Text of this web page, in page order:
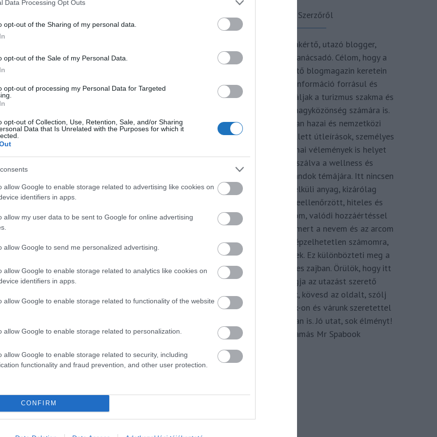
Data Processing Opt Outs
opt-out of the Sharing of my personal data.
opt-out of the Sale of my Personal Data.
opt-out of processing my Personal Data for Targeted
opt-out of Collection, Use, Retention, Sale, and/or Sharing
Data that Is Unrelated with the Purposes for which it
allow Google to enable storage related to advertising like cookies on
identifiers in apps.
allow my user data to be sent to Google for online advertising
allow Google to send me personalized advertising.
allow Google to enable storage related to analytics like cookies on
identifiers in apps.
allow Google to enable storage related to functionality of the website
allow Google to enable storage related to personalization.
allow Google to enable storage related to security, including
functionality and fraud prevention, and other user protection.
CONFIRM
értékelte, aki szerint a döntés annak
közzétett bejegyzésben hozzátette „
végzünk”. Gennara Sangiuliano olasz
aki szerint a döntés Olaszország és a józan ész
szavazása azonban sokakat
történetet, szerintük egyértelműen fel kellett volna
A Szerzőről
Turisztikai szakértő, utazó blogger,
vendégélmény tanácsadó. Célom, hogy a
kategória teremtő blogmagazin keretein
belül hiteles információ forrásul és
inspirációul szolgáljak a turizmus szakma és
az utazni vágyó nagyközönség számára is.
Repertoáromban hazai és nemzetközi
turizmus hírek mellett útleírások, személyes
ajánlók és szakmai vélemények is helyet
kapnak, fókuszálva a wellness és
termálfürdők, strandok témájára. Itt nincsen
hivatkozás nélküli anyag, kizárólag
többszörösen leellenőrzött, hiteles és
minőségi tartalom, valódi hozzáértéssel
megkomponálva, mert a nevem és az arcom
adom hozzá. Elképzelhetetlen számomra,
hogy ne így tegyek. Ez különbözteti meg a
Spabook-ot a netes zajban. Örülök, hogy itt
vagy, légy tagja az utazást szerető
Közösségünknek, kövesd az oldalt, szólj
hozzá a Facebook-on és várunk szeretettel
zárt csoportunkban is. Jó utat, sok élményt!
Kassay Tamás Mr Spabook